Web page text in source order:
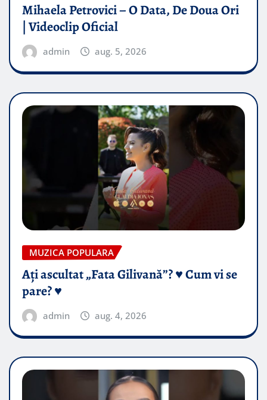
Mihaela Petrovici – O Data, De Doua Ori
| Videoclip Oficial
admin aug. 5, 2026
MUZICA POPULARA
Ați ascultat „Fata Gilivană”? ♥️ Cum vi se
pare? ♥️
admin aug. 4, 2026